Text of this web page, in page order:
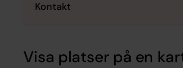
Kontakt
Visa platser på en